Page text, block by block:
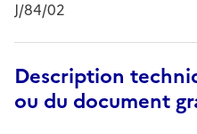
J/84/02
Description
ou du document